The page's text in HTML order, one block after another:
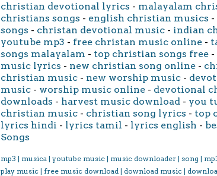
christian devotional lyrics - malayalam
christians songs - english christian musics -
songs - christan devotional music - indian
youtube mp3 - free christan music online -
songs malayalam - top christian songs free -
music lyrics - new christian song online -
christian music - new worship music -
music - worship music online - devotional
downloads - harvest music download - you
christian music - christian song lyrics - top
lyrics hindi - lyrics tamil - lyrics english -
Songs
mp3 | musica | youtube music | music downloader | song |
play music | free music download | download music |